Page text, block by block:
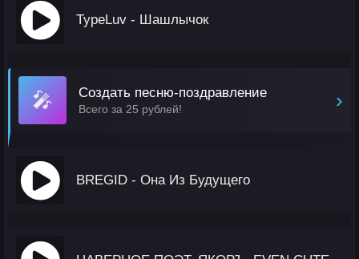
TypeLuv - Шашлычок
🎤 Создать песню-поздравление
Всего за 25 рублей! ›
BREGID - Она Из Будущего